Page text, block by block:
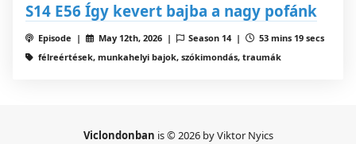
S14 E56 Így kevert bajba a nagy pofánk
Episode | May 12th, 2026 | Season 14 |
53 mins 19 secs
félreértések, munkahelyi bajok, szókimondás, traumák
Viclondonban is © 2026 by Viktor Nyics